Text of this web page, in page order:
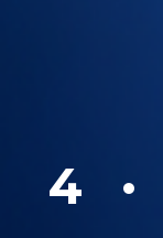
4